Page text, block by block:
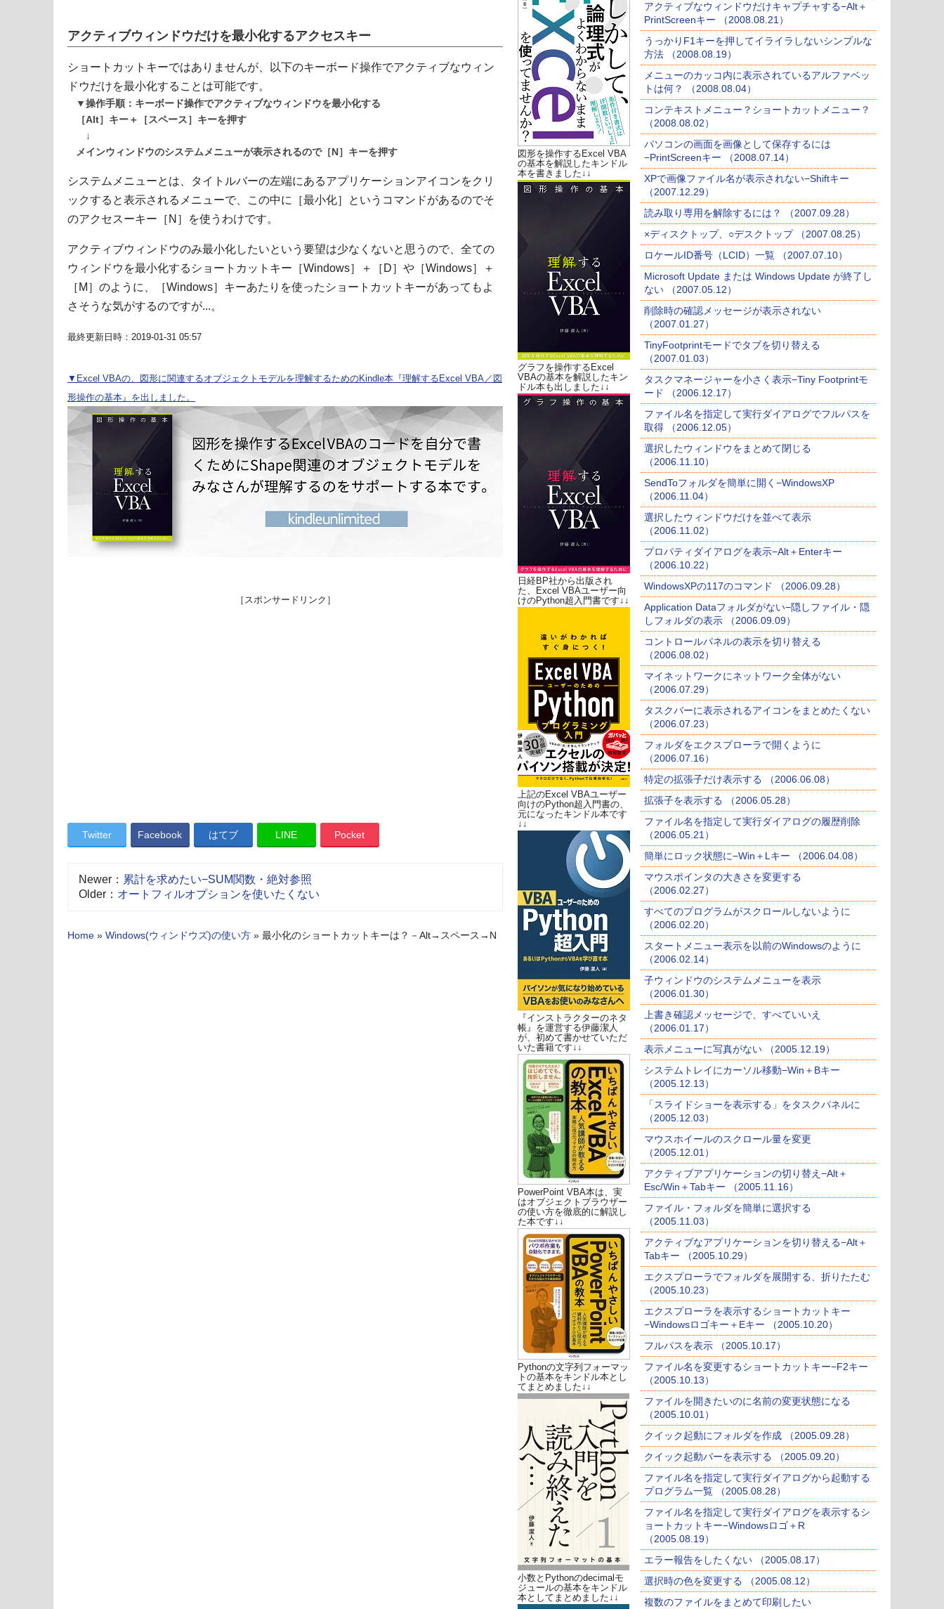
アクティブウィンドウだけを最小化するアクセスキー
ショートカットキーではありませんが、以下のキーボード操作でアクティブなウィン
ドウだけを最小化することは可能です。
▼操作手順：キーボード操作でアクティブなウィンドウを最小化する
［Alt］キー＋［スペース］キーを押す
↓
メインウィンドウのシステムメニューが表示されるので［N］キーを押す
システムメニューとは、タイトルバーの左端にあるアプリケーションアイコンをクリ
ックすると表示されるメニューで、この中に［最小化］というコマンドがあるのでそ
のアクセスーキー［N］を使うわけです。
アクティブウィンドウのみ最小化したいという要望は少なくないと思うので、全ての
ウィンドウを最小化するショートカットキー［Windows］＋［D］や［Windows］＋
［M］のように、［Windows］キーあたりを使ったショートカットキーがあってもよ
さそうな気がするのですが...。
最終更新日時：2019-01-31 05:57
▼Excel VBAの、図形に関連するオブジェクトモデルを理解するためのKindle本『理解するExcel VBA／図
形操作の基本』を出しました。
［スポンサードリンク］
Twitter Facebook はてブ LINE Pocket
Newer： 累計を求めたい−SUM関数・絶対参照
Older： オートフィルオプションを使いたくない
Home » Windows(ウィンドウズ)の使い方 » 最小化のショートカットキーは？－Alt→スペース→N
図形を操作するExcel VBA
の基本を解説したキンドル
本を書きました↓↓
グラフを操作するExcel
VBAの基本を解説したキン
ドル本も出しました↓↓
日経BP社から出版され
た、Excel VBAユーザー向
けのPython超入門書です↓↓
上記のExcel VBAユーザー
向けのPython超入門書の、
元になったキンドル本です
↓↓
『インストラクターのネタ
帳』を運営する伊藤潔人
が、初めて書かせていただ
いた書籍です↓↓
PowerPoint VBA本は、実
はオブジェクトブラウザー
の使い方を徹底的に解説し
た本です↓↓
Pythonの文字列フォーマッ
トの基本をキンドル本とし
てまとめました↓↓
小数とPythonのdecimalモ
ジュールの基本をキンドル
本としてまとめました↓↓
アクティブなウィンドウだけキャプチャする−Alt＋
PrintScreenキー （2008.08.21）
うっかりF1キーを押してイライラしないシンプルな
方法 （2008.08.19）
メニューのカッコ内に表示されているアルファベッ
トは何？ （2008.08.04）
コンテキストメニュー？ショートカットメニュー？
（2008.08.02）
パソコンの画面を画像として保存するには
−PrintScreenキー （2008.07.14）
XPで画像ファイル名が表示されない−Shiftキー
（2007.12.29）
読み取り専用を解除するには？ （2007.09.28）
×ディスクトップ、○デスクトップ （2007.08.25）
ロケールID番号（LCID）一覧 （2007.07.10）
Microsoft Update または Windows Update が終了し
ない （2007.05.12）
削除時の確認メッセージが表示されない
（2007.01.27）
TinyFootprintモードでタブを切り替える
（2007.01.03）
タスクマネージャーを小さく表示−Tiny Footprintモ
ード （2006.12.17）
ファイル名を指定して実行ダイアログでフルパスを
取得 （2006.12.05）
選択したウィンドウをまとめて閉じる
（2006.11.10）
SendToフォルダを簡単に開く−WindowsXP
（2006.11.04）
選択したウィンドウだけを並べて表示
（2006.11.02）
プロパティダイアログを表示−Alt＋Enterキー
（2006.10.22）
WindowsXPの117のコマンド （2006.09.28）
Application Dataフォルダがない−隠しファイル・隠
しフォルダの表示 （2006.09.09）
コントロールパネルの表示を切り替える
（2006.08.02）
マイネットワークにネットワーク全体がない
（2006.07.29）
タスクバーに表示されるアイコンをまとめたくない
（2006.07.23）
フォルダをエクスプローラで開くように
（2006.07.16）
特定の拡張子だけ表示する （2006.06.08）
拡張子を表示する （2006.05.28）
ファイル名を指定して実行ダイアログの履歴削除
（2006.05.21）
簡単にロック状態に−Win＋Lキー （2006.04.08）
マウスポインタの大きさを変更する
（2006.02.27）
すべてのプログラムがスクロールしないように
（2006.02.20）
スタートメニュー表示を以前のWindowsのように
（2006.02.14）
子ウィンドウのシステムメニューを表示
（2006.01.30）
上書き確認メッセージで、すべていいえ
（2006.01.17）
表示メニューに写真がない （2005.12.19）
システムトレイにカーソル移動−Win＋Bキー
（2005.12.13）
「スライドショーを表示する」をタスクパネルに
（2005.12.03）
マウスホイールのスクロール量を変更
（2005.12.01）
アクティブアプリケーションの切り替え−Alt＋
Esc/Win＋Tabキー （2005.11.16）
ファイル・フォルダを簡単に選択する
（2005.11.03）
アクティブなアプリケーションを切り替える−Alt＋
Tabキー （2005.10.29）
エクスプローラでフォルダを展開する、折りたたむ
（2005.10.23）
エクスプローラを表示するショートカットキー
−Windowsロゴキー＋Eキー （2005.10.20）
フルパスを表示 （2005.10.17）
ファイル名を変更するショートカットキー−F2キー
（2005.10.13）
ファイルを開きたいのに名前の変更状態になる
（2005.10.01）
クイック起動にフォルダを作成 （2005.09.28）
クイック起動バーを表示する （2005.09.20）
ファイル名を指定して実行ダイアログから起動する
プログラム一覧 （2005.08.28）
ファイル名を指定して実行ダイアログを表示するシ
ョートカットキー−Windowsロゴ＋R
（2005.08.19）
エラー報告をしたくない （2005.08.17）
選択時の色を変更する （2005.08.12）
複数のファイルをまとめて印刷したい